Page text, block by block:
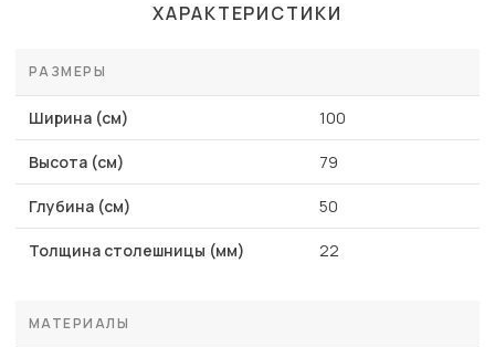
ХАРАКТЕРИСТИКИ
РАЗМЕРЫ
Ширина (см) 100
Высота (см) 79
Глубина (см) 50
Толщина столешницы (мм) 22
МАТЕРИАЛЫ